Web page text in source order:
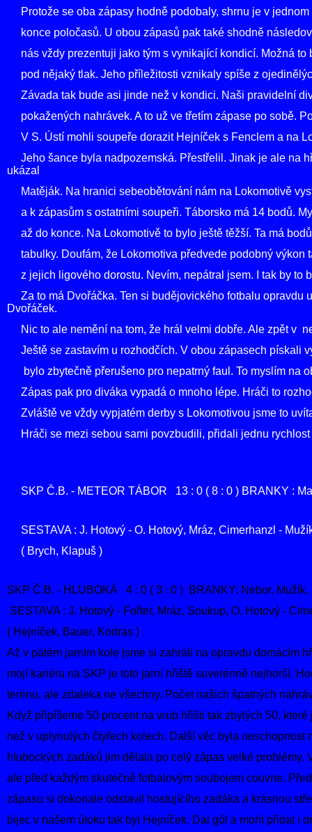
Protože se oba zápasy hodně podobaly, shrnu je v
konce poločasů. U obou zápasů pak také shodně
nás vždy prezentuji jako tým s vynikající kondicí. Možná to
pod nějaký tlak. Jeho příležitosti vznikaly spíše z
Závada tak bude asi jinde než v kondici. Naši pravidelní
pokažených nahrávek. A to už ve třetím zápase po sobě.
V S. Ústí mohli soupeře dorazit Hejníček s Fenclem a na
Jeho šance byla nadpozemská. Přestřelil. Jinak je ale na
ukázal
Matěják. Na hranici sebeobětování nám na Lokomotivě
a k zápasům s ostatními soupeři. Táborsko má 14 bodů.
až do konce. Na Lokomotivě to bylo ještě těžší. Ta má
tabulky. Doufám, že Lokomotiva předvede podobný výkon
z jejich ligového dorostu. Nevím, nepátral jsem. I tak by to
Za to má Dvořáčka. Ten si budějovického fotbalu opravdu
Dvořáček.
Nic to ale nemění na tom, že hrál velmi dobře. Ale zpět v
Ještě se zastavím u rozhodčích. V obou zápasech pískali
bylo zbytečně přerušeno pro nepatrný faul. To myslím na
Zápas pak pro diváka vypadá o mnoho lépe. Hráči to
Zvláště ve vždy vypjatém derby s Lokomotivou jsme to
Hráči se mezi sebou sami povzbudili, přidali jednu
SKP Č.B. - METEOR TÁBOR 13 : 0 ( 8 : 0 ) BRANKY :
SESTAVA : J. Hotový - O. Hotový, Mráz, Cimerhanzl -
( Brych, Klapuš )
SKP Č.B. - HLUBOKÁ 4 : 0 ( 3 : 0 ) BRANKY: Nebor, Mužík,
SESTAVA : J. Hotový - Fořter, Mráz, Soukup, O. Hotový -
( Hejníček, Bauer, Kodras )
Až v pátém jarním kole jsme si zahráli na opravdu domácím
mojí kariéru na SKP je toto jarní hřiště suverénně nejhorší.
terénu, ale zdaleka ne všechny. Počet našich špatných
Když připíšeme 50 procent na vrub hřišti tak zbylých 50,
než v uplynulých čtyřech kolech. Další věc byla neschopnost
hlubockých zadáků jim dělala po celý zápas velké problémy.
ale před každým skutečně fotbalovým soubojem couvne.
zápasu si dokonale odstavil hostujícího zadáka a krásnou
bijec v našem útoku tak byl Hejníček. Dal gól a mohl přidat i